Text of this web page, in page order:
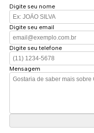
Digite seu nome
Digite seu email
Digite seu telefone
Mensagem